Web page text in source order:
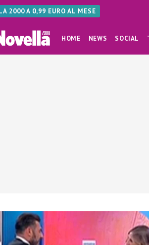
2000 A 0,99 EURO AL MESE
HOME NEWS SOCIAL